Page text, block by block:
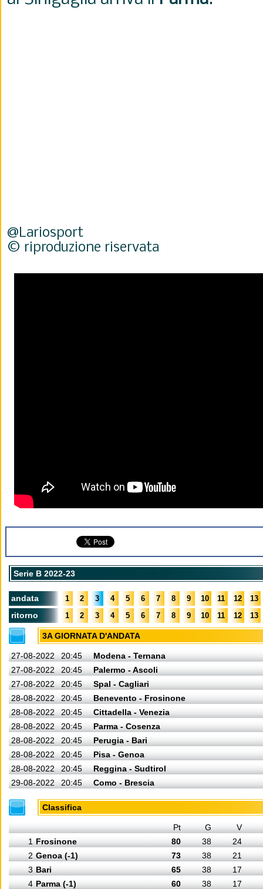
@Lariosport
© riproduzione riservata
Serie B 2022-23
andata 1 2 3 4 5 6 7 8 9 10 11 12 13
ritorno 1 2 3 4 5 6 7 8 9 10 11 12 13
3A GIORNATA D'ANDATA
27-08-2022 20:45
Modena - Ternana
27-08-2022
20:45
Palermo - Ascoli
27-08-2022
20:45
Spal - Cagliari
28-08-2022
20:45
Benevento - Frosinone
28-08-2022
20:45
Cittadella - Venezia
28-08-2022
20:45
Parma - Cosenza
28-08-2022
20:45
Perugia - Bari
28-08-2022
20:45
Pisa - Genoa
28-08-2022
20:45
Reggina - Sudtirol
29-08-2022
20:45 Como - Brescia
Classifica
Pt G
V
1 Frosinone 80 38
24
2 Genoa (-1) 73 38
21
3 Bari 65 38
17
4 Parma (-1) 60 38
17